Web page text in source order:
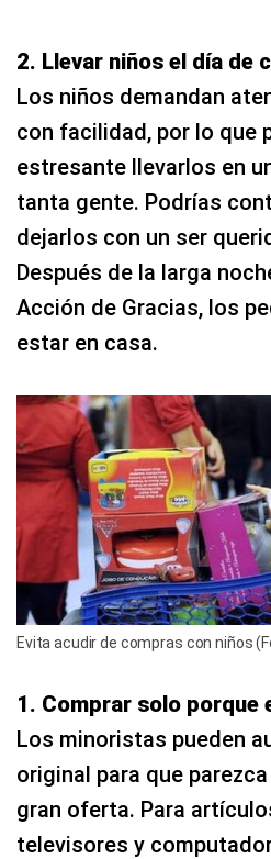
2. Llevar niños el día de
Los niños demandan
con facilidad, por lo que
estresante llevarlos en
tanta gente. Podrías
dejarlos con un ser
Después de la larga
Acción de Gracias, los
estar en casa.
Evita acudir de compras con niños
1. Comprar solo porque
Los minoristas pueden
original para que
gran oferta. Para
televisores y